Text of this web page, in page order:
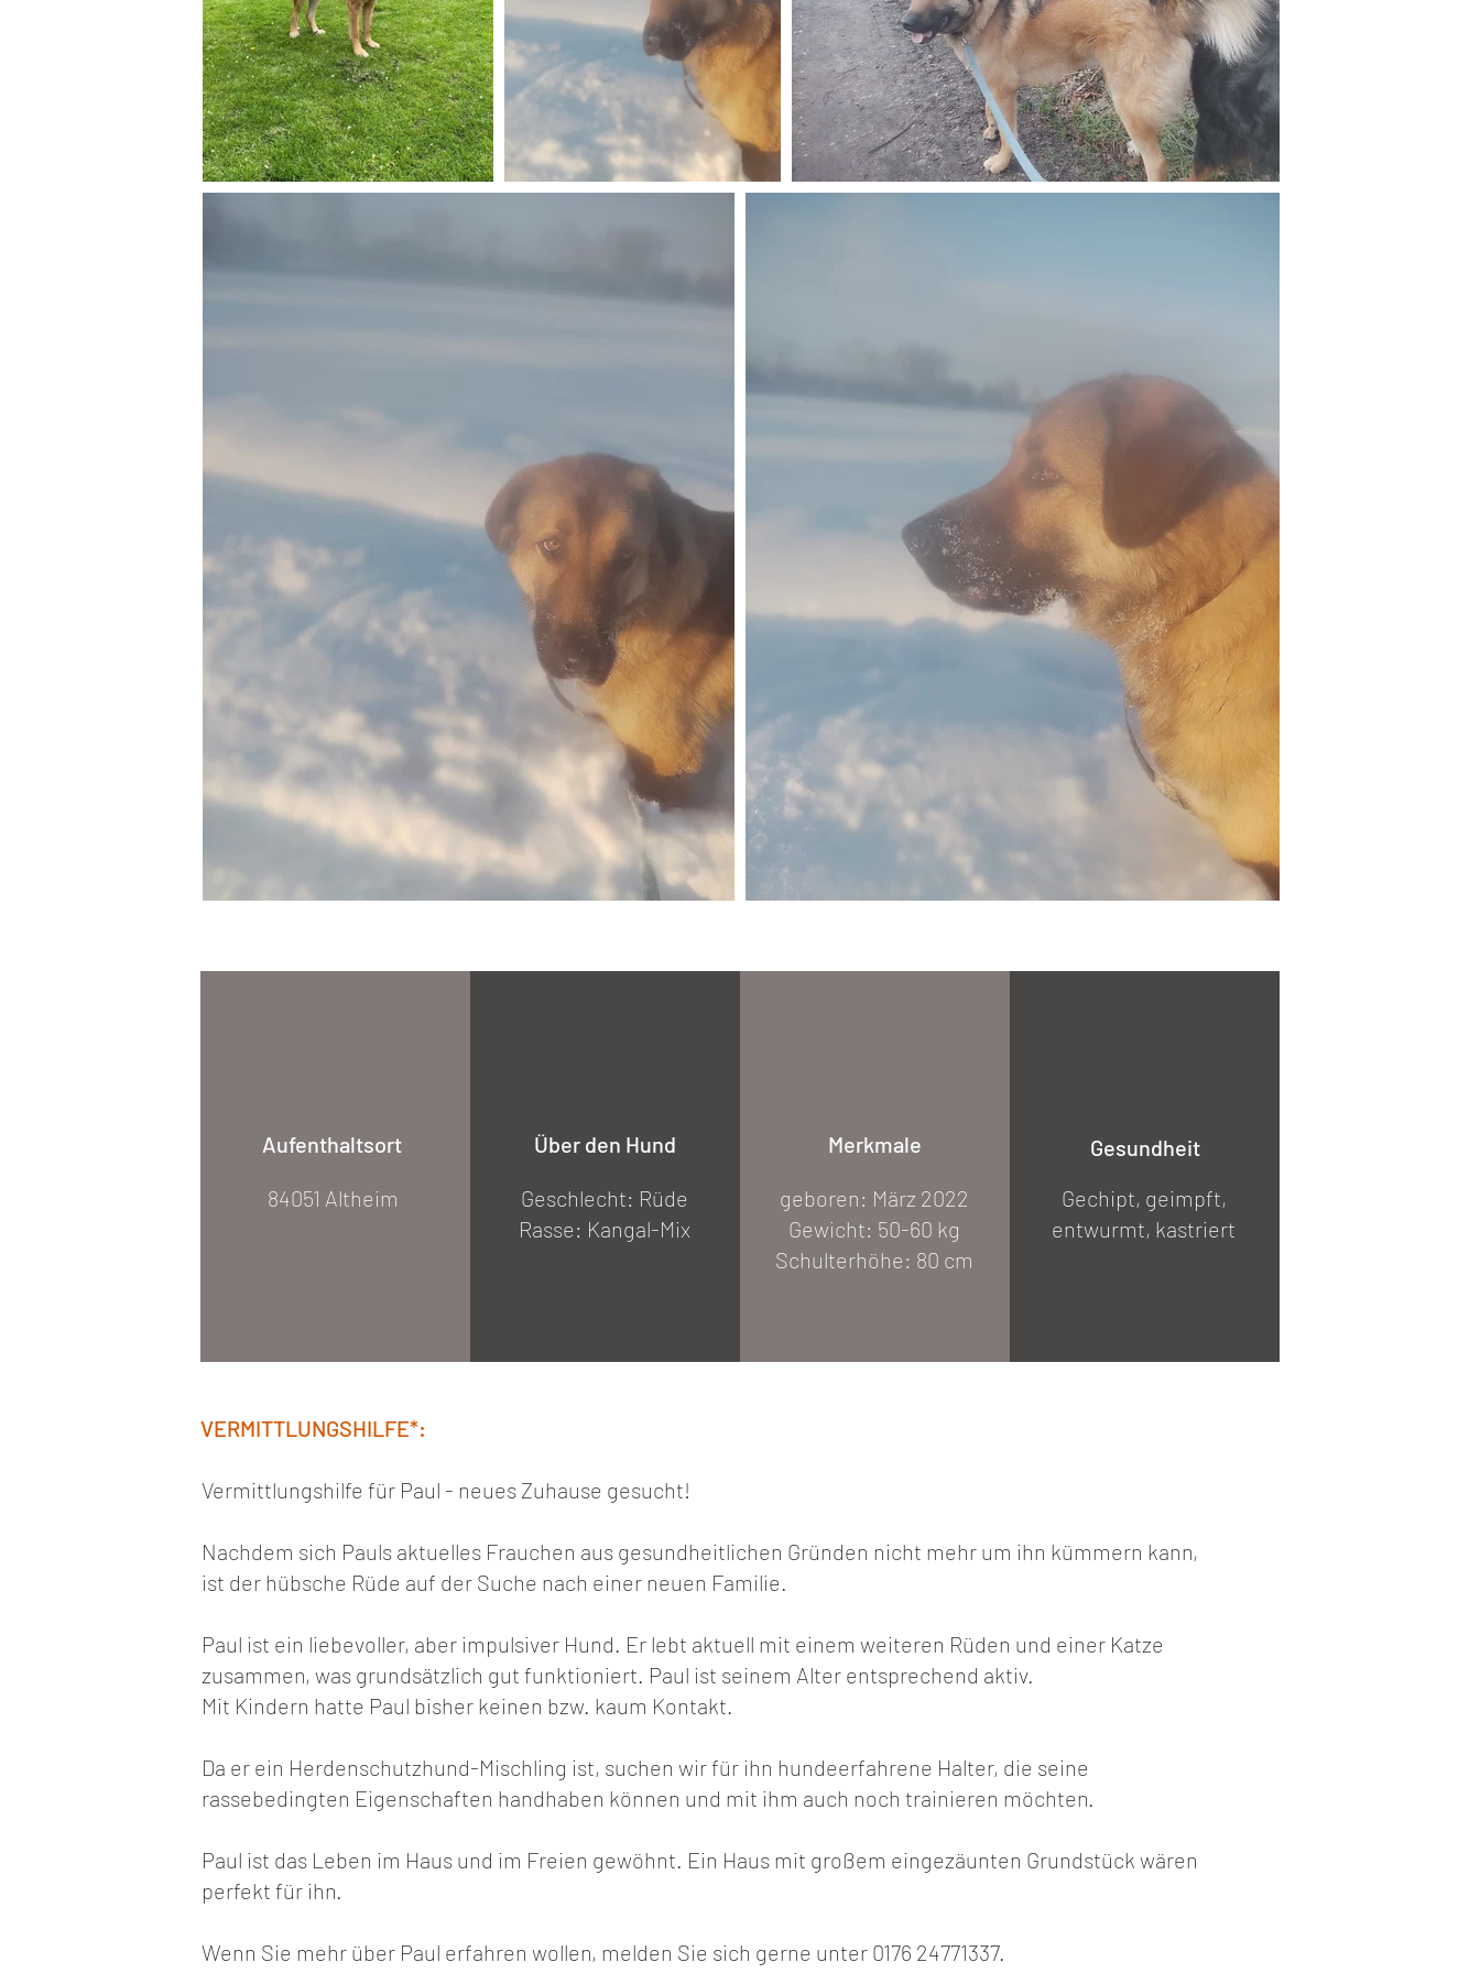
Aufenthaltsort
84051 Altheim
Über den Hund
Geschlecht: Rüde
Rasse: Kangal-Mix
Merkmale
geboren: März 2022
Gewicht: 50-60 kg
Schulterhöhe: 80 cm
Gesundheit
Gechipt, geimpft,
entwurmt, kastriert
VERMITTLUNGSHILFE*:
Vermittlungshilfe für Paul - neues Zuhause gesucht!
Nachdem sich Pauls aktuelles Frauchen aus gesundheitlichen Gründen nicht mehr um ihn kümmern kann,
ist der hübsche Rüde auf der Suche nach einer neuen Familie.
Paul ist ein liebevoller, aber impulsiver Hund. Er lebt aktuell mit einem weiteren Rüden und einer Katze
zusammen, was grundsätzlich gut funktioniert. Paul ist seinem Alter entsprechend aktiv.
Mit Kindern hatte Paul bisher keinen bzw. kaum Kontakt.
Da er ein Herdenschutzhund-Mischling ist, suchen wir für ihn hundeerfahrene Halter, die seine
rassebedingten Eigenschaften handhaben können und mit ihm auch noch trainieren möchten.
Paul ist das Leben im Haus und im Freien gewöhnt. Ein Haus mit großem eingezäunten Grundstück wären
perfekt für ihn.
Wenn Sie mehr über Paul erfahren wollen, melden Sie sich gerne unter 0176 24771337.